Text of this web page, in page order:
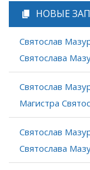
НОВЫЕ
Святослав
Святослава
Святослав
Магистра
Святослав
Святослава